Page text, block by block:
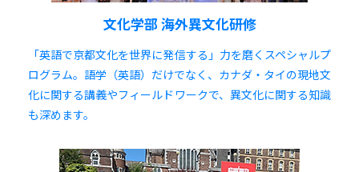
文化学部 海外異文化研修
「英語で京都文化を世界に発信する」力を磨くスペシャルプ
ログラム。語学（英語）だけでなく、カナダ・タイの現地文
化に関する講義やフィールドワークで、異文化に関する知識
も深めます。